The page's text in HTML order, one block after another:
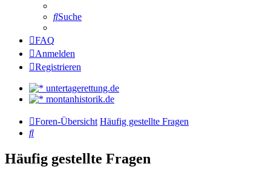
Suche
FAQ
Anmelden
Registrieren
untertagerettung.de
montanhistorik.de
Foren-Übersicht Häufig gestellte Fragen
Suche
Häufig gestellte Fragen